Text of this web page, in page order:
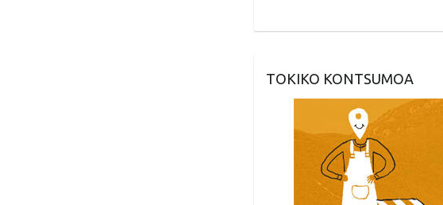
TOKIKO KONTSUMOA